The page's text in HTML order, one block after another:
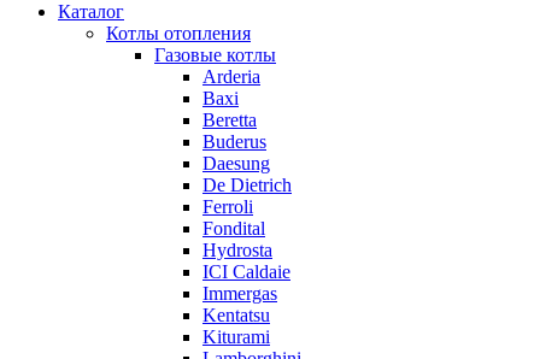
Каталог
Котлы отопления
Газовые котлы
Arderia
Baxi
Beretta
Buderus
Daesung
De Dietrich
Ferroli
Fondital
Hydrosta
ICI Caldaie
Immergas
Kentatsu
Kiturami